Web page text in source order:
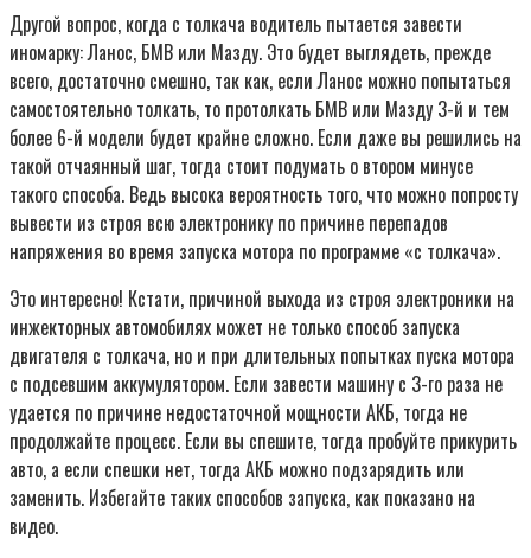
Другой вопрос, когда с толкача водитель пытается завести
иномарку: Ланос, БМВ или Мазду. Это будет выглядеть, прежде
всего, достаточно смешно, так как, если Ланос можно попытаться
самостоятельно толкать, то протолкать БМВ или Мазду 3-й и тем
более 6-й модели будет крайне сложно. Если даже вы решились на
такой отчаянный шаг, тогда стоит подумать о втором минусе
такого способа. Ведь высока вероятность того, что можно попросту
вывести из строя всю электронику по причине перепадов
напряжения во время запуска мотора по программе «с толкача».
Это интересно! Кстати, причиной выхода из строя электроники на
инжекторных автомобилях может не только способ запуска
двигателя с толкача, но и при длительных попытках пуска мотора
с подсевшим аккумулятором. Если завести машину с 3-го раза не
удается по причине недостаточной мощности АКБ, тогда не
продолжайте процесс. Если вы спешите, тогда пробуйте прикурить
авто, а если спешки нет, тогда АКБ можно подзарядить или
заменить. Избегайте таких способов запуска, как показано на
видео.